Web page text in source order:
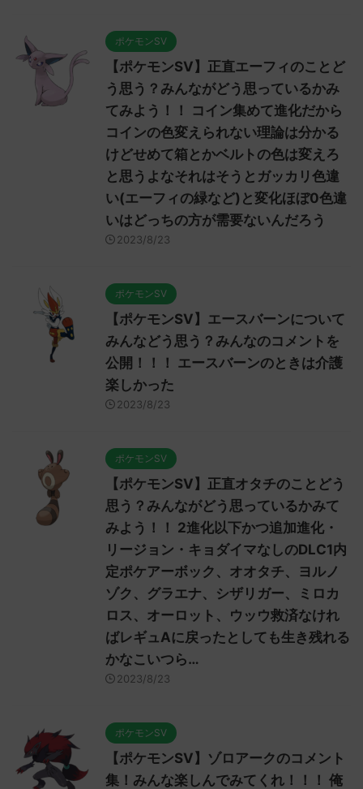
ポケモンSV
【ポケモンSV】正直エーフィのことど
う思う？みんながどう思っているかみ
てみよう！！ コイン集めて進化だから
コインの色変えられない理論は分かる
けどせめて箱とかベルトの色は変えろ
と思うよなそれはそうとガッカリ色違
い(エーフィの緑など)と変化ほぼ0色違
いはどっちの方が需要ないんだろう
2023/8/23
ポケモンSV
【ポケモンSV】エースバーンについて
みんなどう思う？みんなのコメントを
公開！！！ エースバーンのときは介護
楽しかった
2023/8/23
ポケモンSV
【ポケモンSV】正直オタチのことどう
思う？みんながどう思っているかみて
みよう！！ 2進化以下かつ追加進化・
リージョン・キョダイマなしのDLC1内
定ポケアーボック、オオタチ、ヨルノ
ゾク、グラエナ、シザリガー、ミロカ
ロス、オーロット、ウッウ救済なけれ
ばレギュAに戻ったとしても生き残れる
かなこいつら…
2023/8/23
ポケモンSV
【ポケモンSV】ゾロアークのコメント
集！みんな楽しんでみてくれ！！！ 俺